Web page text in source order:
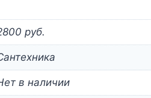
руб.
в наличии